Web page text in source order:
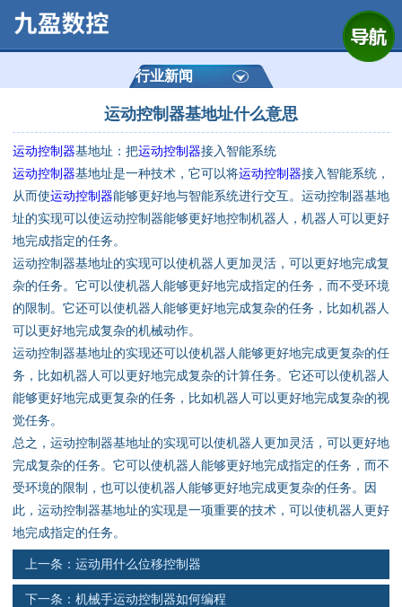
公司简介
产品展示
运动控制器
通用数控系统
定制数控系统
技术资讯
公司动态
资料下载
行业新闻
资质荣誉
产品应用
行业新闻
运动控制器基地址什么意思
运动控制器基地址：把运动控制器接入智能系统
运动控制器基地址是一种技术，它可以将运动控制器接入智能系统，
从而使运动控制器能够更好地与智能系统进行交互。运动控制器基地
址的实现可以使运动控制器能够更好地控制机器人，机器人可以更好
地完成指定的任务。
运动控制器基地址的实现可以使机器人更加灵活，可以更好地完成复
杂的任务。它可以使机器人能够更好地完成指定的任务，而不受环境
的限制。它还可以使机器人能够更好地完成复杂的任务，比如机器人
可以更好地完成复杂的机械动作。
运动控制器基地址的实现还可以使机器人能够更好地完成更复杂的任
务，比如机器人可以更好地完成复杂的计算任务。它还可以使机器人
能够更好地完成更复杂的任务，比如机器人可以更好地完成复杂的视
觉任务。
总之，运动控制器基地址的实现可以使机器人更加灵活，可以更好地
完成复杂的任务。它可以使机器人能够更好地完成指定的任务，而不
受环境的限制，也可以使机器人能够更好地完成更复杂的任务。因
此，运动控制器基地址的实现是一项重要的技术，可以使机器人更好
地完成指定的任务。
上一条： 运动用什么位移控制器
下一条： 机械手运动控制器如何编程